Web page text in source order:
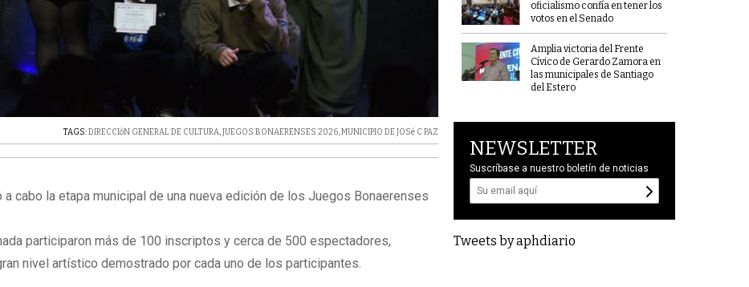
TAGS:DIRECCIóN GENERAL DE CULTURA, JUEGOS BONAERENSES 2026,MUNICIPIO DE JOSé C PAZ
a cabo la etapa municipal de una nueva edición de los Juegos Bonaerenses
participaron más de 100 inscriptos y cerca de 500 espectadores,
nivel artístico demostrado por cada uno de los participantes.
oficialismo confía en tener los
votos en el Senado
Amplia victoria del Frente
Cívico de Gerardo Zamora en
las municipales de Santiago
del Estero
NEWSLETTER
Suscríbase a nuestro boletín de noticias
Tweets by aphdiario